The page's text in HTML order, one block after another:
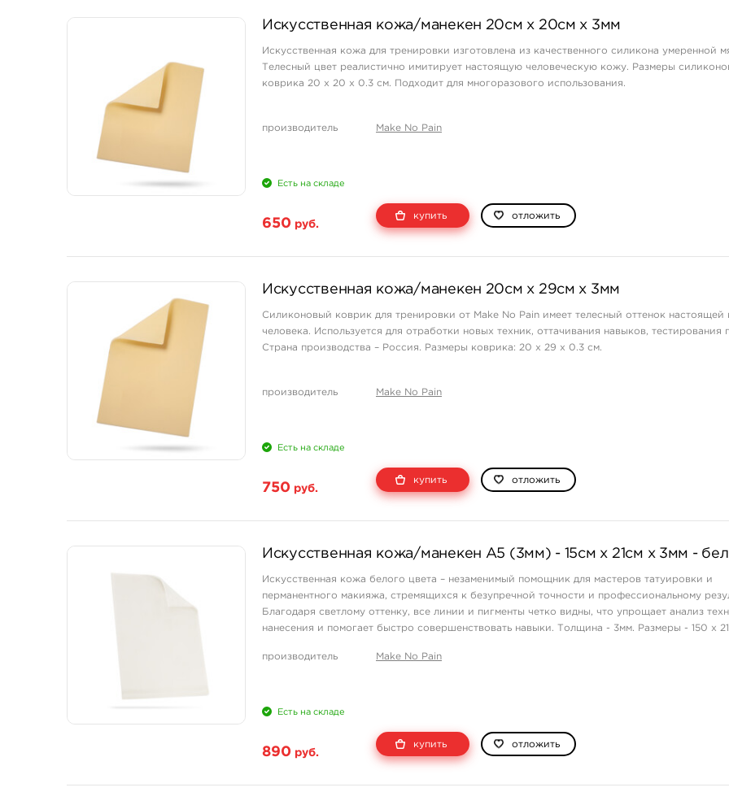
Искусственная кожа/манекен 20см х 20см х 3мм
Искусственная кожа для тренировки изготовлена из качественного силикона умеренной
Телесный цвет реалистично имитирует настоящую человеческую кожу. Размеры
коврика 20 х 20 х 0.3 см. Подходит для многоразового использования.
производитель Make No Pain
Есть на складе
650 руб.
купить отложить
Искусственная кожа/манекен 20см х 29см х 3мм
Силиконовый коврик для тренировки от Make No Pain имеет телесный оттенок настоящей
человека. Используется для отработки новых техник, оттачивания навыков, тестирования
Страна производства – Россия. Размеры коврика: 20 х 29 х 0.3 см.
производитель Make No Pain
Есть на складе
750 руб.
купить отложить
Искусственная кожа/манекен А5 (3мм) - 15см х 21см х 3мм -
Искусственная кожа белого цвета – незаменимый помощник для мастеров татуировки и
перманентного макияжа, стремящихся к безупречной точности и профессиональному
Благодаря светлому оттенку, все линии и пигменты четко видны, что упрощает анализ
нанесения и помогает быстро совершенствовать навыки. Толщина - 3мм. Размеры - 150 х
производитель
Make No Pain
Есть на складе
890 руб.
купить отложить